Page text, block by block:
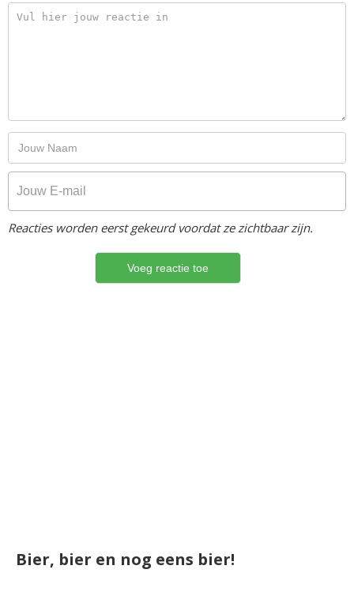
Reacties worden eerst gekeurd voordat ze zichtbaar zijn.
Bier, bier en nog eens bier!